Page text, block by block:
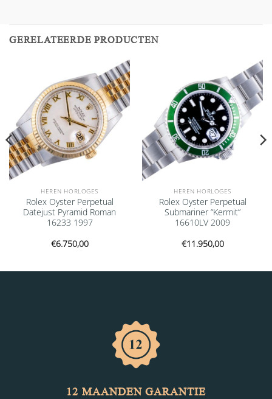
GERELATEERDE PRODUCTEN
Add to
wishlist
HEREN HORLOGES
Rolex Oyster Perpetual
Datejust Pyramid Roman
16233 1997
€6.750,00
Add to
wishlist
HEREN HORLOGES
Rolex Oyster Perpetual
Submariner “Kermit”
16610LV 2009
€11.950,00
12 MAANDEN GARANTIE